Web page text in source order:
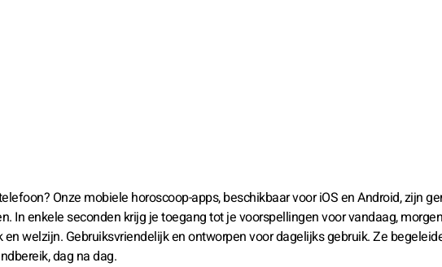
Onze mobiele horoscoop-apps, beschikbaar voor iOS en Android, zijn
In enkele seconden krijg je toegang tot je voorspellingen voor vandaag,
welzijn. Gebruiksvriendelijk en ontworpen voor dagelijks gebruik. Ze
dag na dag.